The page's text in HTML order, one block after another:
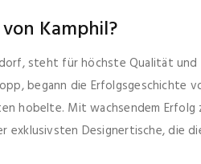
Kamphil?
steht für höchste Qualität und
begann die Erfolgsgeschichte
hobelte. Mit wachsendem Erfolg
Designertische, die